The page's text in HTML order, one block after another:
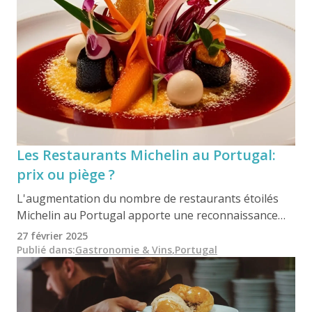
Les Restaurants Michelin au Portugal:
prix ou piège ?
L'augmentation du nombre de restaurants étoilés
Michelin au Portugal apporte une reconnaissance
internationale, mais suscite également des
inquiétudes quant à l'authenticité de la gastronomie
portugaise. Bien que le Guide Michelin symbolise le
prestige, il peut imposer des restrictions qui
éloignent les chefs de la tradition au profit de
27 février 2025
Publié dans:Gastronomie & Vins,Portugal